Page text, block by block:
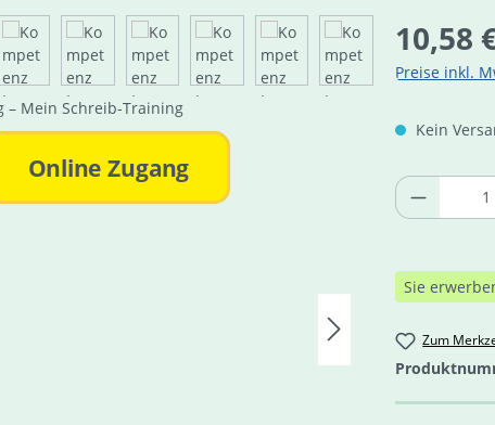
Online Zugang
Regulärer
10,58
Preise inkl.
Kein
Sie
Zum